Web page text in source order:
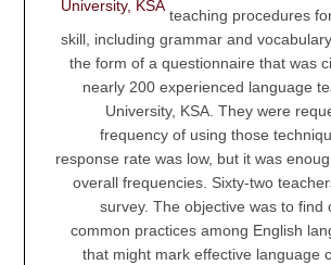
University, KSA
teaching procedures
skill, including grammar and
the form of a questionnaire that was
nearly 200 experienced language
University, KSA. They were
frequency of using those
response rate was low, but it was
overall frequencies. Sixty-two
survey. The objective was to find
common practices among English
that might mark effective language